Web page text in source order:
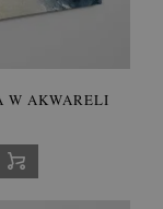
W AKWARELI